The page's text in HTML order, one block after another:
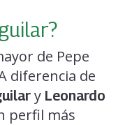
de Pepe
diferencia de
y Leonardo
perfil más